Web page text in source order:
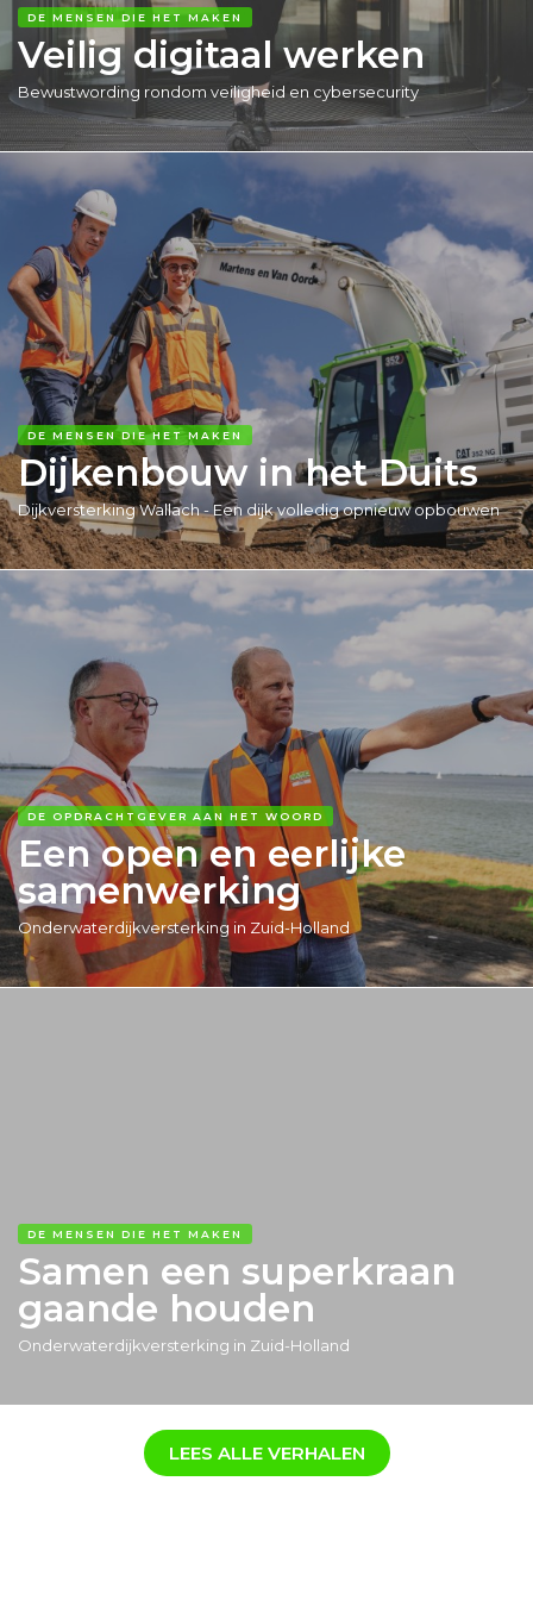
DE MENSEN DIE HET MAKEN
Veilig digitaal werken
Bewustwording rondom veiligheid en cybersecurity
DE MENSEN DIE HET MAKEN
Dijkenbouw in het Duits
Dijkversterking Wallach - Een dijk volledig opnieuw opbouwen
DE OPDRACHTGEVER AAN HET WOORD
Een open en eerlijke
samenwerking
Onderwaterdijkversterking in Zuid-Holland
DE MENSEN DIE HET MAKEN
Samen een superkraan
gaande houden
Onderwaterdijkversterking in Zuid-Holland
LEES ALLE VERHALEN